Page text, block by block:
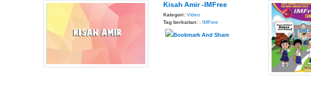
Kisah Amir -IMFree
Kategori: Video
Tag berkaitan: : IMFree